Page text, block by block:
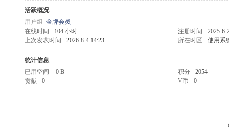
活跃概况
用户组 金牌会员
在线时间
104 小时 注册时间
2025-6-
上次发表时间
2026-8-4 14:23 所在时区 使用系
统计信息
已用空间
0 B 积分
2054
贡献
0 V币 0